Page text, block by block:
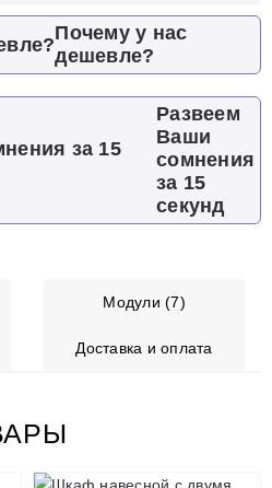
Почему у нас
дешевле?
Развеем
Ваши
сомнения
за 15
секунд
Модули (7)
Доставка и оплата